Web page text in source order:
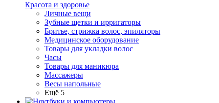
Красота и здоровье
Личные вещи
Зубные щетки и ирригаторы
Бритье, стрижка волос, эпиляторы
Медицинское оборудование
Товары для укладки волос
Часы
Товары для маникюра
Массажеры
Весы напольные
Ещё 5